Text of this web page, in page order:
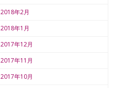
2018年2月
2018年1月
2017年12月
2017年11月
2017年10月